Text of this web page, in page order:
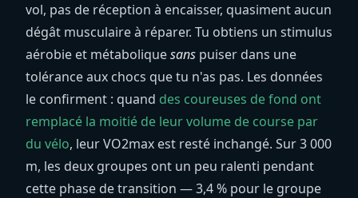
vol, pas de réception à encaisser, quasiment aucun
dégât musculaire à réparer. Tu obtiens un stimulus
aérobie et métaboliquesans puiser dans une
tolérance aux chocs que tu n'as pas. Les données
le confirment : quand des coureuses de fond ont
remplacé la moitié de leur volume de course par
du vélo, leur VO2max est resté inchangé. Sur 3 000
m, les deux groupes ont un peu ralenti pendant
cette phase de transition — 3,4 % pour le groupe